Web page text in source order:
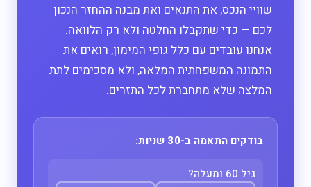
שוויי הנכס, את התנאים ואת מבנה ההחזר הנכון
לכם — כדי שתקבלו החלטה ולא רק הלוואה.
אנחנו עובדים עם כלל גופי המימון, רואים את
התמונה המשפחתית המלאה, ולא מסכימים לתת
המלצה שלא מתחברת לכל התזרים.
בודקים התאמה ב-30 שניות:
גיל 60 ומעלה?